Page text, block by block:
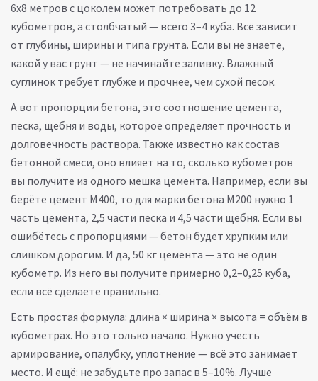
6х8 метров с цоколем может потребовать до 12
кубометров, а столбчатый — всего 3–4 куба. Всё зависит
от глубины, ширины и типа грунта. Если вы не знаете,
какой у вас грунт — не начинайте заливку. Влажный
суглинок требует глубже и прочнее, чем сухой песок.
А вот пропорции бетона, это соотношение цемента,
песка, щебня и воды, которое определяет прочность и
долговечность раствора. Также известно каксостав
бетонной смеси, оно влияет на то, сколько кубометров
вы получите из одного мешка цемента. Например, если вы
берёте цемент М400, то для марки бетона М200 нужно 1
часть цемента, 2,5 части песка и 4,5 части щебня. Если вы
ошибётесь с пропорциями — бетон будет хрупким или
слишком дорогим. И да, 50 кг цемента — это не один
кубометр. Из него вы получите примерно 0,2–0,25 куба,
если всё сделаете правильно.
Есть простая формула: длина × ширина × высота = объём в
кубометрах. Но это только начало. Нужно учесть
армирование, опалубку, уплотнение — всё это занимает
место. И ещё: не забудьте про запас в 5–10%. Лучше